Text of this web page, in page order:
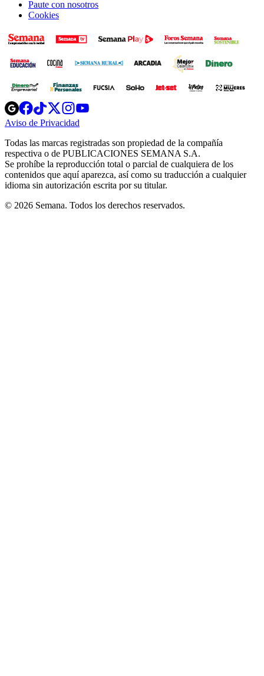
Paute con nosotros
Cookies
Opens
in
new
Opens
in
new
Opens
in
new
window
Opens
new
windowwindow
Aviso de Privacidad
new
window
Todas las marcas registradas son propiedad de la compañía
respectiva o de PUBLICACIONES SEMANA S.A.
Se prohíbe la reproducción total o parcial de cualquiera de los
contenidos que aquí aparezca, así como su traducción a cualquier
idioma sin autorización escrita por su titular.
© 2026 Semana. Todos los derechos reservados.